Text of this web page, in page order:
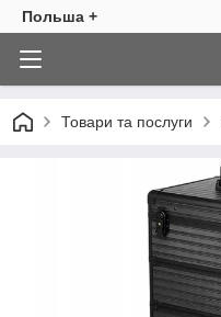
Польша +
Товари та послуги